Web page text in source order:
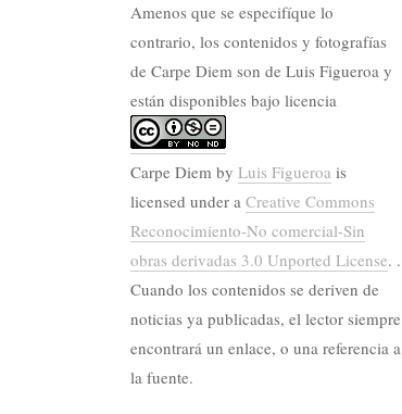
Amenos que se especifíque lo
contrario, los contenidos y fotografías
de Carpe Diem son de Luis Figueroa y
están disponibles bajo licencia
Carpe Diem by Luis Figueroa is
licensed under a Creative Commons
Reconocimiento-No comercial-Sin
obras derivadas 3.0 Unported License. .
Cuando los contenidos se deriven de
noticias ya publicadas, el lector siempre
encontrará un enlace, o una referencia a
la fuente.